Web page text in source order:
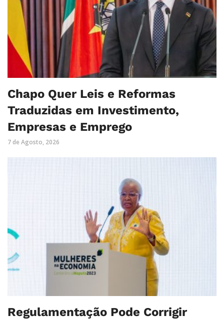
Chapo Quer Leis e Reformas
Traduzidas em Investimento,
Empresas e Emprego
7 de Agosto, 2026
Regulamentação Pode Corrigir